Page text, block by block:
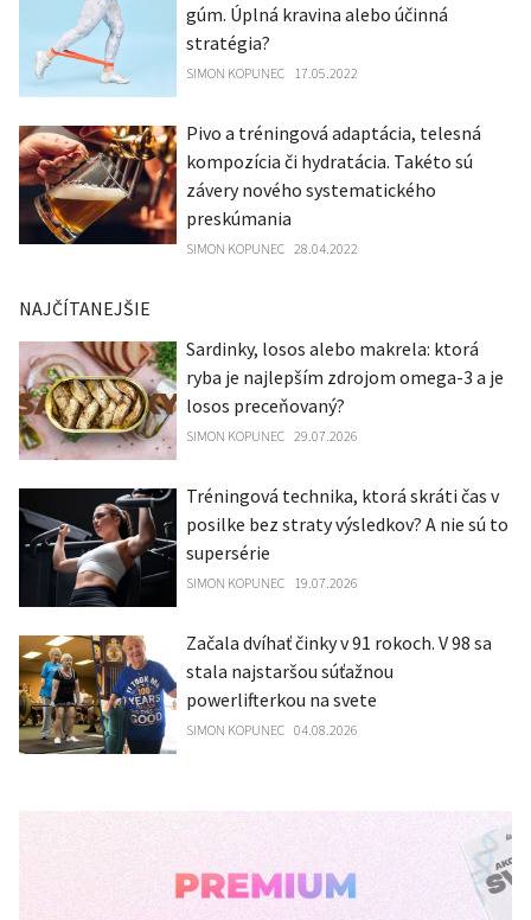
gúm. Úplná kravina alebo účinná
stratégia?
SIMON KOPUNEC 17.05.2022
Pivo a tréningová adaptácia, telesná
kompozícia či hydratácia. Takéto sú
závery nového systematického
preskúmania
SIMON KOPUNEC 28.04.2022
NAJČÍTANEJŠIE
Sardinky, losos alebo makrela: ktorá
ryba je najlepším zdrojom omega-3 a je
losos preceňovaný?
SIMON KOPUNEC 29.07.2026
Tréningová technika, ktorá skráti čas v
posilke bez straty výsledkov? A nie sú to
supersérie
SIMON KOPUNEC 19.07.2026
Začala dvíhať činky v 91 rokoch. V 98 sa
stala najstaršou súťažnou
powerlifterkou na svete
SIMON KOPUNEC 04.08.2026